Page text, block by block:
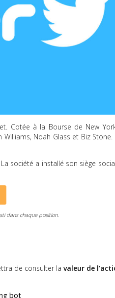
Cotée à la Bourse de New
Noah Glass et Biz Stone.
La société a installé son siège
dans chaque position.
de consulter la valeur de